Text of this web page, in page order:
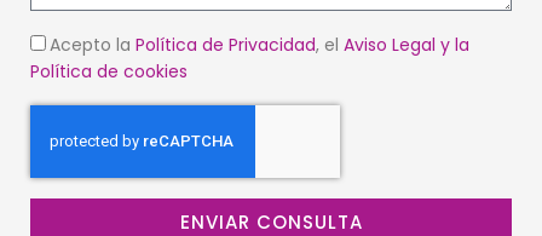
Acepto la Política de Privacidad, el Aviso Legal y la
Política de cookies
ENVIAR CONSULTA